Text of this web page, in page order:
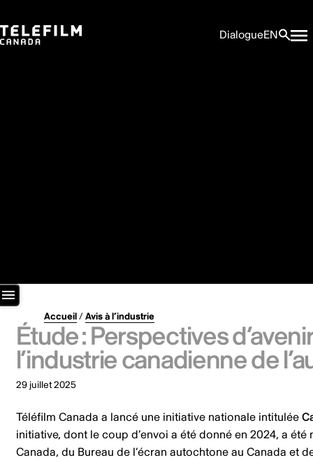
DialogueEN
Accueil/Avis à l’industrie
Étude : Perspectives
l’industrie canadienne de
29 juillet 2025
Téléfilm Canada a lancé une initiative nationale intitulée
initiative, dont le coup d’envoi a été donné en 2024, a
Canada, du Bureau de l’écran autochtone au Canada et